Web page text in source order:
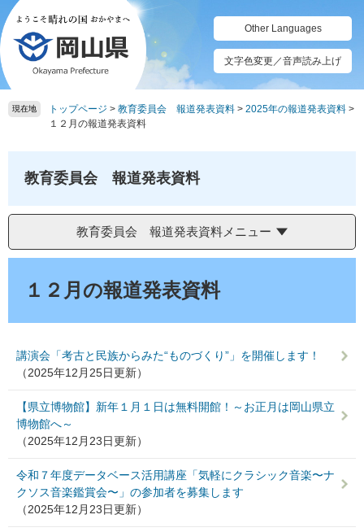
ペ
ー
ジ
の
先
頭
メ
ニ
ュ
ー
を
飛
Other Languages
文字色変更／音声読み上げ
現在地 トップページ > 教育委員会 報道発表資料 > 2025年の報道発表資料 >
１２月の報道発表資料
教育委員会 報道発表資料
教育委員会 報道発表資料メニュー
１２月の報道発表資料
講演会「考古と民族からみた“ものづくり”」を開催します！
（2025年12月25日更新）
【県立博物館】新年１月１日は無料開館！～お正月は岡山県立
博物館へ～
（2025年12月23日更新）
令和７年度データベース活用講座「気軽にクラシック⾳楽〜ナ
クソス⾳楽鑑賞会〜」の参加者を募集します
（2025年12月23日更新）